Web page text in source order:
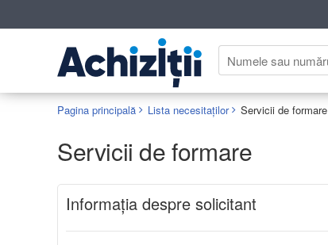
Pagina principală Lista necesitaților Servicii de formare
Servicii de formare
Informaţia despre solicitant